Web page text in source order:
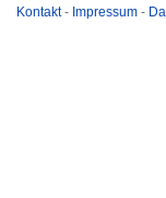
Kontakt- Impressum -